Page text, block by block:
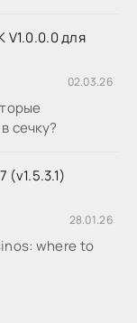
V1.0.0.0 для
02.03.26
сечку?
(v1.5.3.1)
28.01.26
where to